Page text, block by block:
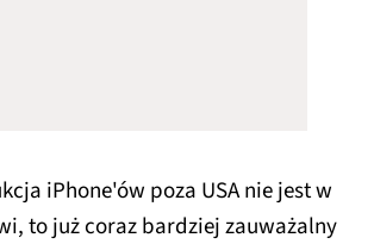
iPhone'ów poza USA nie jest w
to już coraz bardziej zauważalny